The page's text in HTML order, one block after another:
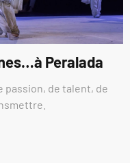
Peralada
passion, de talent, de